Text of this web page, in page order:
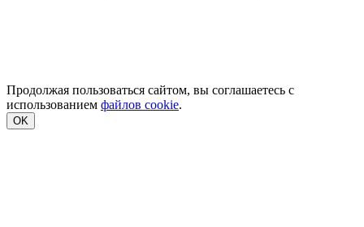
Продолжая пользоваться сайтом, вы соглашаетесь с
использованием файлов cookie.
OK